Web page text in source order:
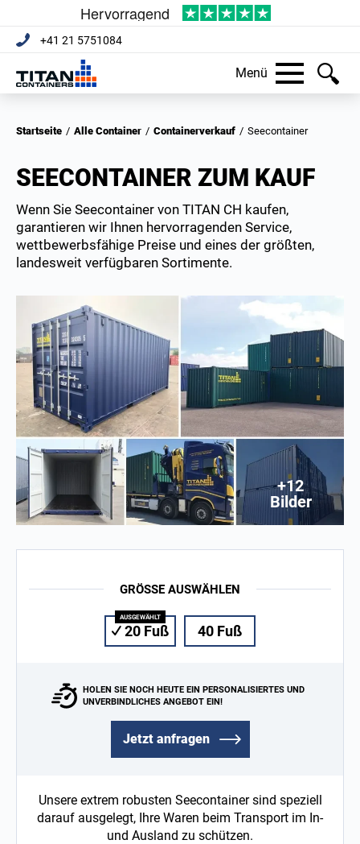
+41 21 5751084
Menü
Startseite / Alle Container / Containerverkauf / Seecontainer
SEECONTAINER ZUM KAUF
Wenn Sie Seecontainer von TITAN CH kaufen,
garantieren wir Ihnen hervorragenden Service,
wettbewerbsfähige Preise und eines der größten,
landesweit verfügbaren Sortimente.
+12
Bilder
GRÖSSE AUSWÄHLEN
20 Fuß 40 Fuß
Jetzt anfragen
HOLEN SIE NOCH HEUTE EIN PERSONALISIERTES UND
UNVERBINDLICHES ANGEBOT EIN!
Unsere extrem robusten Seecontainer sind speziell
darauf ausgelegt, Ihre Waren beim Transport im In-
und Ausland zu schützen.